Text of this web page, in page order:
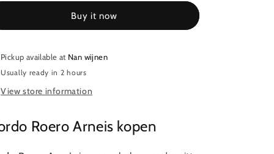
Buy it now
Pickup available at Nan wijnen
Usually ready in 2 hours
View store information
Roero Arneis kopen